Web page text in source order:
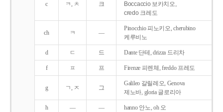
c ㅋ, ㅊ 크
Boccaccio 보카치오,
credo 크레도
ch ㅋ ―
Pinocchio 피노키오, cherubino
케루비노
d ㄷ 드 Dante 단테, drizza 드리차
f ㅍ 프 Firenze 피렌체, freddo 프레도
g ㄱ, ㅈ 그
Galileo 갈릴레오, Genova
제노바, gloria 글로리아
h ― ― hanno 안노, oh 오